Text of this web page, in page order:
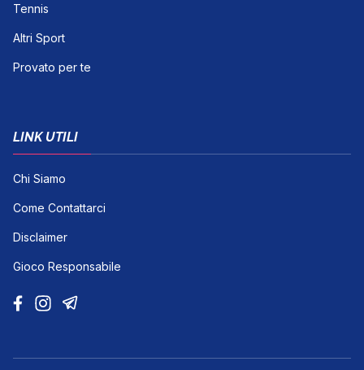
Tennis
Altri Sport
Provato per te
LINK UTILI
Chi Siamo
Come Contattarci
Disclaimer
Gioco Responsabile